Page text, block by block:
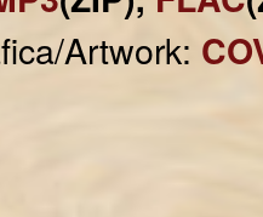
Artwork: